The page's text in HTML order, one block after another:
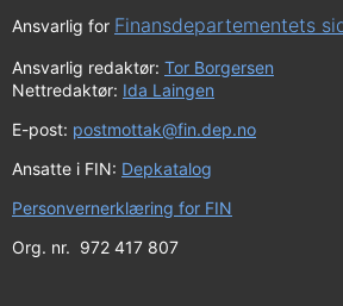
Ansvarlig for Finansdepartementets
Ansvarlig redaktør: Tor Borgersen
Nettredaktør: Ida Laingen
E-post: postmottak@fin.dep.no
Ansatte i FIN: Depkatalog
Personvernerklæring for FIN
Org. nr. 972 417 807